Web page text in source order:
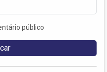
público